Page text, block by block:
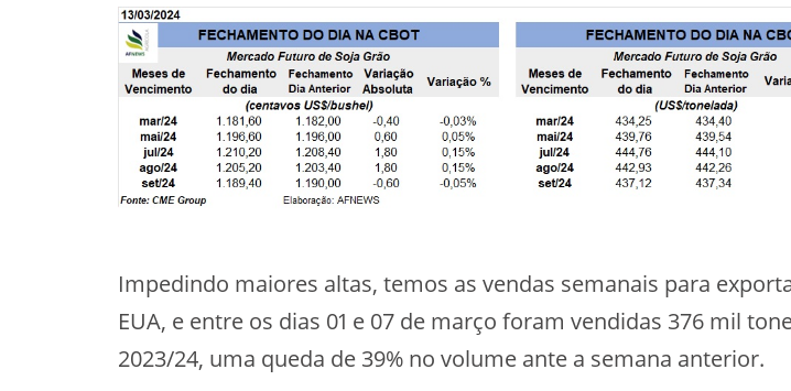
Impedindo maiores altas, temos as vendas semanais para
EUA, e entre os dias 01 e 07 de março foram vendidas 376 mil
2023/24, uma queda de 39% no volume ante a semana anterior.